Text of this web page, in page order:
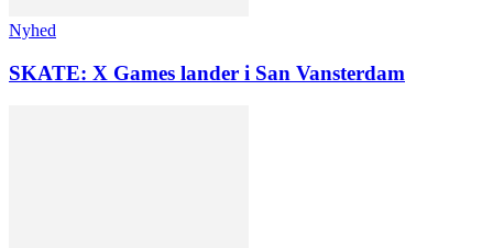
Nyhed
SKATE: X Games lander i San Vansterdam